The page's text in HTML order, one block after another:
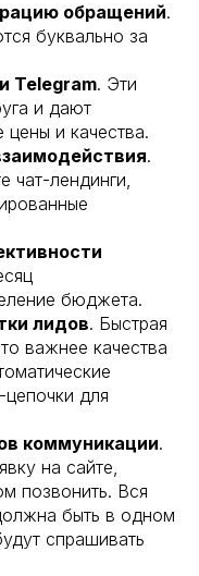
обращений.
буквально за
Telegram. Эти
и дают
и качества.
.
чат-лендинги,
бюджета.
лидов. Быстрая
важнее качества
для
коммуникации.
на сайте,
позвонить. Вся
быть в одном
спрашивать